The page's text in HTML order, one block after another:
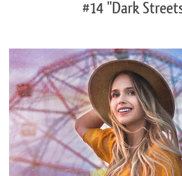
#14 "Dark